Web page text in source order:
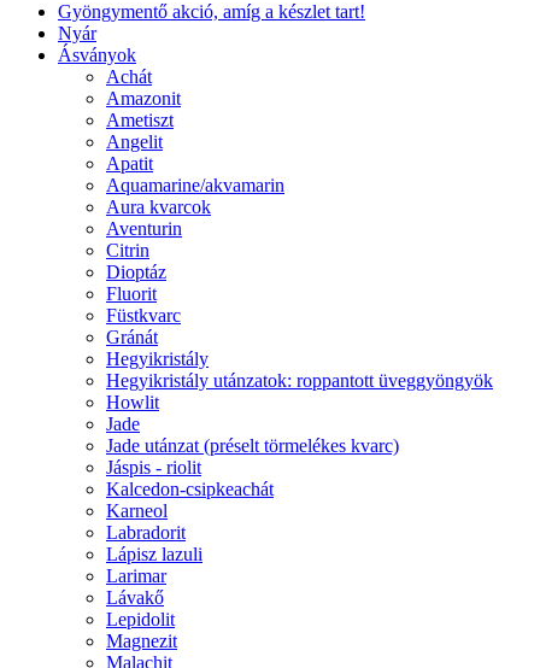
Gyöngymentő akció, amíg a készlet tart!
Nyár
Ásványok
Achát
Amazonit
Ametiszt
Angelit
Apatit
Aquamarine/akvamarin
Aura kvarcok
Aventurin
Citrin
Dioptáz
Fluorit
Füstkvarc
Gránát
Hegyikristály
Hegyikristály utánzatok: roppantott üveggyöngyök
Howlit
Jade
Jade utánzat (préselt törmelékes kvarc)
Jáspis - riolit
Kalcedon-csipkeachát
Karneol
Labradorit
Lápisz lazuli
Larimar
Lávakő
Lepidolit
Magnezit
Malachit